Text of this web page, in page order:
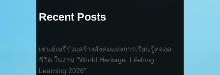
Recent Posts
เซนต์เมรี่ร่วมสร้างสังคมแห่งการเรียนรู้ตลอด
ชีวิต ในงาน “World Heritage, Lifelong
Learning 2026”